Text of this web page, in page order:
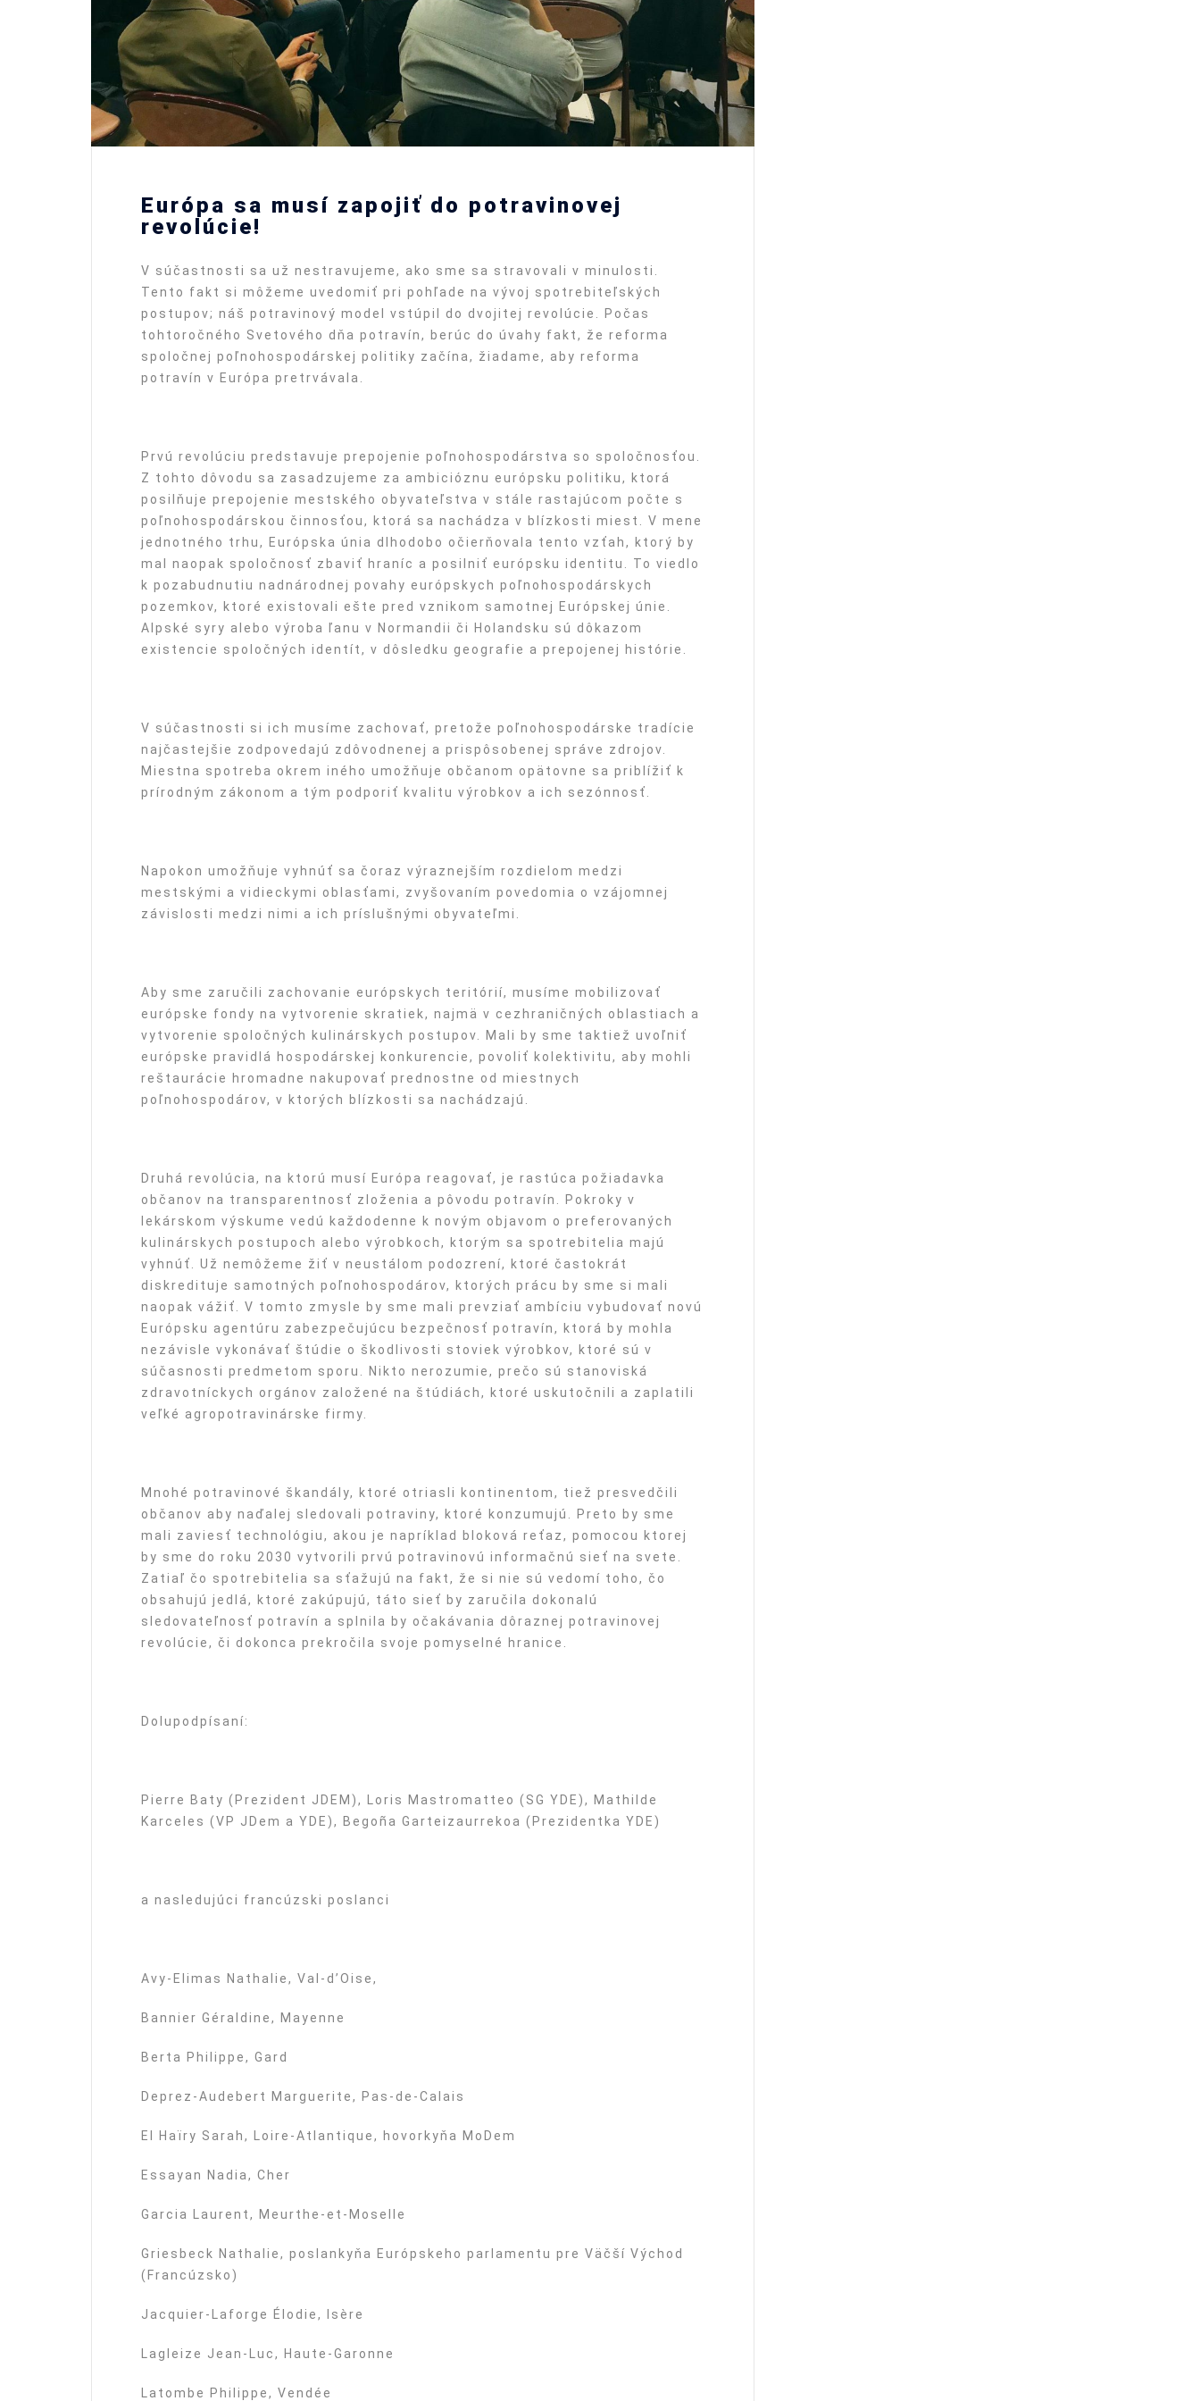
Európa sa musí zapojiť do potravinovej
revolúcie!
V súčastnosti sa už nestravujeme, ako sme sa stravovali v minulosti.
Tento fakt si môžeme uvedomiť pri pohľade na vývoj spotrebiteľských
postupov; náš potravinový model vstúpil do dvojitej revolúcie. Počas
tohtoročného Svetového dňa potravín, berúc do úvahy fakt, že reforma
spoločnej poľnohospodárskej politiky začína, žiadame, aby reforma
potravín v Európa pretrvávala.
Prvú revolúciu predstavuje prepojenie poľnohospodárstva so spoločnosťou.
Z tohto dôvodu sa zasadzujeme za ambicióznu európsku politiku, ktorá
posilňuje prepojenie mestského obyvateľstva v stále rastajúcom počte s
poľnohospodárskou činnosťou, ktorá sa nachádza v blízkosti miest. V mene
jednotného trhu, Európska únia dlhodobo očierňovala tento vzťah, ktorý by
mal naopak spoločnosť zbaviť hraníc a posilniť európsku identitu. To viedlo
k pozabudnutiu nadnárodnej povahy európskych poľnohospodárskych
pozemkov, ktoré existovali ešte pred vznikom samotnej Európskej únie.
Alpské syry alebo výroba ľanu v Normandii či Holandsku sú dôkazom
existencie spoločných identít, v dôsledku geografie a prepojenej histórie.
V súčastnosti si ich musíme zachovať, pretože poľnohospodárske tradície
najčastejšie zodpovedajú zdôvodnenej a prispôsobenej správe zdrojov.
Miestna spotreba okrem iného umožňuje občanom opätovne sa priblížiť k
prírodným zákonom a tým podporiť kvalitu výrobkov a ich sezónnosť.
Napokon umožňuje vyhnúť sa čoraz výraznejším rozdielom medzi
mestskými a vidieckymi oblasťami, zvyšovaním povedomia o vzájomnej
závislosti medzi nimi a ich príslušnými obyvateľmi.
Aby sme zaručili zachovanie európskych teritórií, musíme mobilizovať
európske fondy na vytvorenie skratiek, najmä v cezhraničných oblastiach a
vytvorenie spoločných kulinárskych postupov. Mali by sme taktiež uvoľniť
európske pravidlá hospodárskej konkurencie, povoliť kolektivitu, aby mohli
reštaurácie hromadne nakupovať prednostne od miestnych
poľnohospodárov, v ktorých blízkosti sa nachádzajú.
Druhá revolúcia, na ktorú musí Európa reagovať, je rastúca požiadavka
občanov na transparentnosť zloženia a pôvodu potravín. Pokroky v
lekárskom výskume vedú každodenne k novým objavom o preferovaných
kulinárskych postupoch alebo výrobkoch, ktorým sa spotrebitelia majú
vyhnúť. Už nemôžeme žiť v neustálom podozrení, ktoré častokrát
diskredituje samotných poľnohospodárov, ktorých prácu by sme si mali
naopak vážiť. V tomto zmysle by sme mali prevziať ambíciu vybudovať novú
Európsku agentúru zabezpečujúcu bezpečnosť potravín, ktorá by mohla
nezávisle vykonávať štúdie o škodlivosti stoviek výrobkov, ktoré sú v
súčasnosti predmetom sporu. Nikto nerozumie, prečo sú stanoviská
zdravotníckych orgánov založené na štúdiách, ktoré uskutočnili a zaplatili
veľké agropotravinárske firmy.
Mnohé potravinové škandály, ktoré otriasli kontinentom, tiež presvedčili
občanov aby naďalej sledovali potraviny, ktoré konzumujú. Preto by sme
mali zaviesť technológiu, akou je napríklad bloková reťaz, pomocou ktorej
by sme do roku 2030 vytvorili prvú potravinovú informačnú sieť na svete.
Zatiaľ čo spotrebitelia sa sťažujú na fakt, že si nie sú vedomí toho, čo
obsahujú jedlá, ktoré zakúpujú, táto sieť by zaručila dokonalú
sledovateľnosť potravín a splnila by očakávania dôraznej potravinovej
revolúcie, či dokonca prekročila svoje pomyselné hranice.
Dolupodpísaní:
Pierre Baty (Prezident JDEM), Loris Mastromatteo (SG YDE), Mathilde
Karceles (VP JDem a YDE), Begoña Garteizaurrekoa (Prezidentka YDE)
a nasledujúci francúzski poslanci
Avy-Elimas Nathalie, Val-d’Oise,
Bannier Géraldine, Mayenne
Berta Philippe, Gard
Deprez-Audebert Marguerite, Pas-de-Calais
El Haïry Sarah, Loire-Atlantique, hovorkyňa MoDem
Essayan Nadia, Cher
Garcia Laurent, Meurthe-et-Moselle
Griesbeck Nathalie, poslankyňa Európskeho parlamentu pre Väčší Východ
(Francúzsko)
Jacquier-Laforge Élodie, Isère
Lagleize Jean-Luc, Haute-Garonne
Latombe Philippe, Vendée